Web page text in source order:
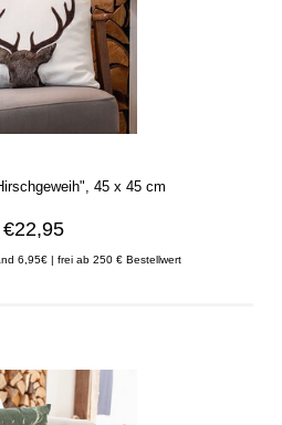
45 x 45 cm
€22,95
6,95€ | frei ab 250 € Bestellwert